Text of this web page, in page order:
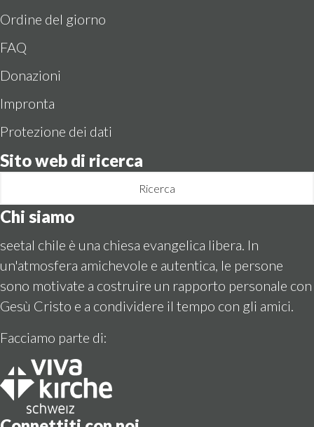
Ordine del giorno
FAQ
Donazioni
Impronta
Protezione dei dati
Sito web di ricerca
Ricerca
Chi siamo
seetal chile è una chiesa evangelica libera. In
un'atmosfera amichevole e autentica, le persone
sono motivate a costruire un rapporto personale con
Gesù Cristo e a condividere il tempo con gli amici.
Facciamo parte di: